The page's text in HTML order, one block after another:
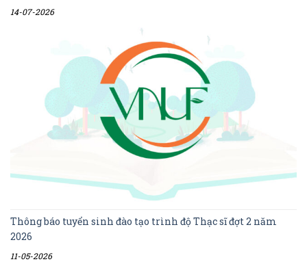
14-07-2026
Thông báo tuyển sinh đào tạo trình độ Thạc sĩ đợt 2 năm
2026
11-05-2026